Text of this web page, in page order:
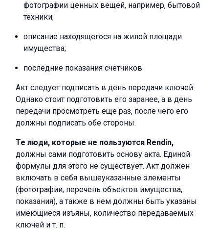
фотографии ценных вещей, например, бытовой
техники;
описание находящегося на жилой площади
имущества;
последние показания счетчиков.
Акт следует подписать в день передачи ключей.
Однако стоит подготовить его заранее, а в день
передачи просмотреть еще раз, после чего его
должны подписать обе стороны.
Те люди, которые не пользуются Rendin,
должны сами подготовить основу акта. Единой
формулы для этого не существует. Акт должен
включать в себя вышеуказанные элементы
(фотографии, перечень объектов имущества,
показания), а также в нем должны быть указаны
имеющиеся изъяны, количество передаваемых
ключей и т. п.